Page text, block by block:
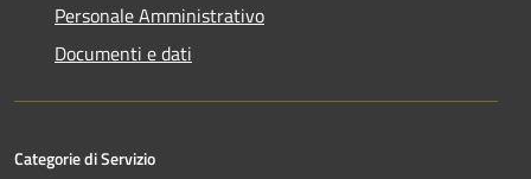
Personale Amministrativo
Documenti e dati
Categorie di Servizio